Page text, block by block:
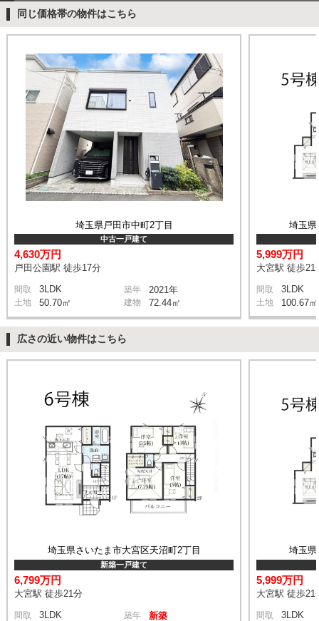
同じ価格帯の物件はこちら
埼玉県戸田市中町2丁目
中古一戸建て
4,630万円
戸田公園駅 徒歩17分
間取 3LDK 築年 2021年
土地 50.70㎡ 建物 72.44㎡
埼玉県
5,999万円
大宮駅 徒歩21
間取 3LDK
土地 100.67㎡
広さの近い物件はこちら
埼玉県さいたま市大宮区天沼町2丁目
新築一戸建て
6,799万円
大宮駅 徒歩21分
間取 3LDK 築年 新築
埼玉県
5,999万円
大宮駅 徒歩21
間取 3LDK